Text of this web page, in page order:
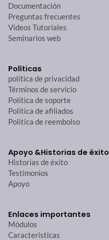
Documentación
Preguntas frecuentes
Videos Tutoriales
Seminarios web
Políticas
política de privacidad
Términos de servicio
Política de soporte
Política de afiliados
Politica de reembolso
Apoyo &Historias de éxito
Historias de éxito
Testimonios
Apoyo
Enlaces importantes
Módulos
Características